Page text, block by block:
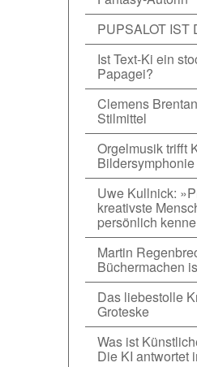
PUPSALOT IST
Ist Text-Ki ein
Papagei?
Clemens
Stilmittel
Orgelmusik trifft
Bildersymphonie
Uwe Kullnick:
kreativste
persönlich
Martin
Büchermachen
Das liebestolle
Groteske
Was ist
Die KI antwortet